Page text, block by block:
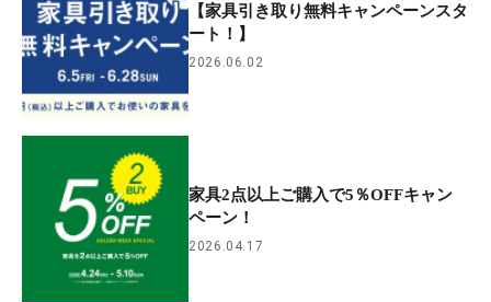
【家具引き取り無料キャンペーンスタ
ート！】
2026.06.02
家具2点以上ご購入で5％OFFキャン
ペーン！
2026.04.17